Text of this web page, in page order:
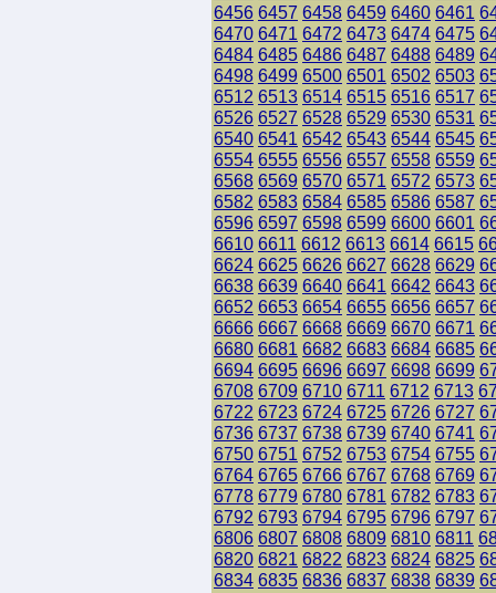
6456 6457 6458 6459 6460 6461
6470 6471 6472 6473 6474 6475
6484 6485 6486 6487 6488 6489
6498 6499 6500 6501 6502 6503
6512 6513 6514 6515 6516 6517
6526 6527 6528 6529 6530 6531
6540 6541 6542 6543 6544 6545
6554 6555 6556 6557 6558 6559
6568 6569 6570 6571 6572 6573
6582 6583 6584 6585 6586 6587
6596 6597 6598 6599 6600 6601
6610 6611 6612 6613 6614 6615
6624 6625 6626 6627 6628 6629
6638 6639 6640 6641 6642 6643
6652 6653 6654 6655 6656 6657
6666 6667 6668 6669 6670 6671
6680 6681 6682 6683 6684 6685
6694 6695 6696 6697 6698 6699
6708 6709 6710 6711 6712 6713
6722 6723 6724 6725 6726 6727
6736 6737 6738 6739 6740 6741
6750 6751 6752 6753 6754 6755
6764 6765 6766 6767 6768 6769
6778 6779 6780 6781 6782 6783
6792 6793 6794 6795 6796 6797
6806 6807 6808 6809 6810 6811
6820 6821 6822 6823 6824 6825
6834 6835 6836 6837 6838 6839